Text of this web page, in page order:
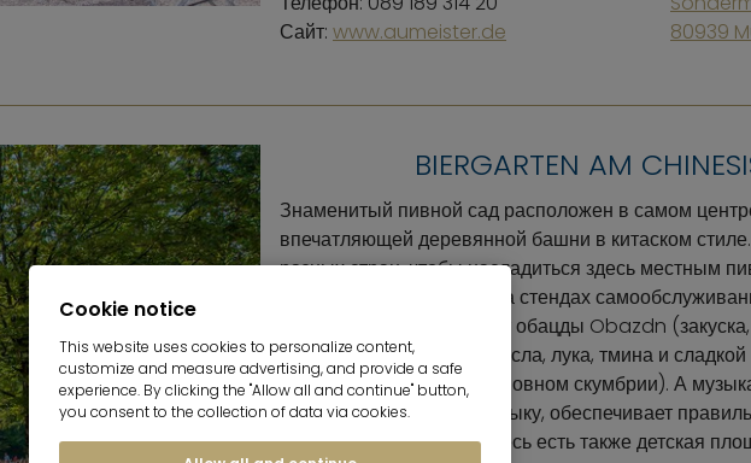
Сайт: www.aumeister.de
80939
BIERGARTEN AM
Знаменитый пивной сад расположен в самом
впечатляющей деревянной башни в китаском
разных стран, чтобы насладиться здесь местным
каштановых деревьев. На стендах
баварские деликатесы: от обацды Obazdn
Камамбер, сливочного масла, лука, тмина и
рыбы Steckerlfisch (в основном скумбрии). А
играющий баварскую музыку, обеспечивает
Для маленьких гостей здесь есть также детская
Cookie notice
This website uses cookies to personalize content,
customize and measure advertising, and provide a safe
experience. By clicking the "Allow all and continue" button,
you consent to the collection of data via cookies.